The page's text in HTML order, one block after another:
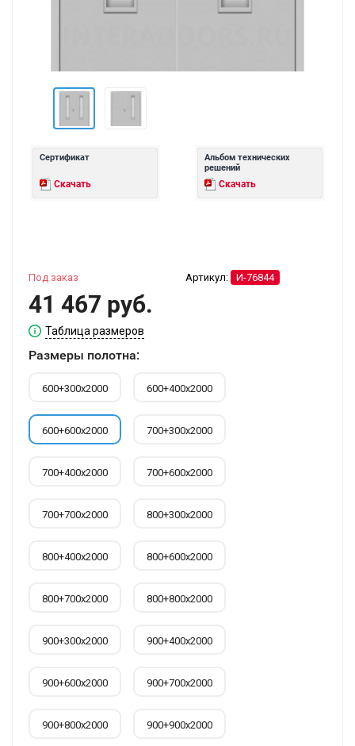
Сертификат
Скачать
Альбом технических
решений
Скачать
Артикул: И-76844
Под заказ
41 467 руб.
Таблица размеров
Размеры полотна:
600+300х2000 600+400х2000
600+600х2000 700+300х2000
700+400х2000 700+600х2000
700+700х2000 800+300х2000
800+400х2000 800+600х2000
800+700х2000 800+800х2000
900+300х2000 900+400х2000
900+600х2000 900+700х2000
900+800х2000 900+900х2000